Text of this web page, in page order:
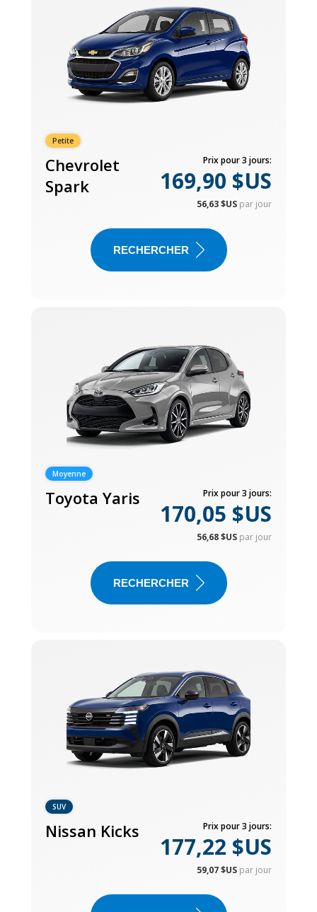
Petite
Chevrolet
Spark
Prix pour 3 jours:
169,90 $US
56,63 $US par jour
RECHERCHER
Moyenne
Toyota Yaris Prix pour 3 jours:
170,05 $US
56,68 $US par jour
RECHERCHER
SUV
Nissan Kicks Prix pour 3 jours:
177,22 $US
59,07 $US par jour